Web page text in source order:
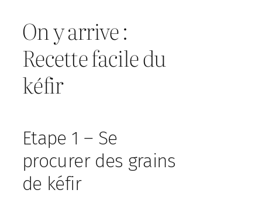
On y arrive :
Recette facile du
kéfir
Etape 1 – Se
procurer des grains
de kéfir